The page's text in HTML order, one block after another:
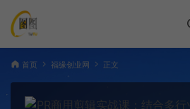
首页 福缘创业网 正文